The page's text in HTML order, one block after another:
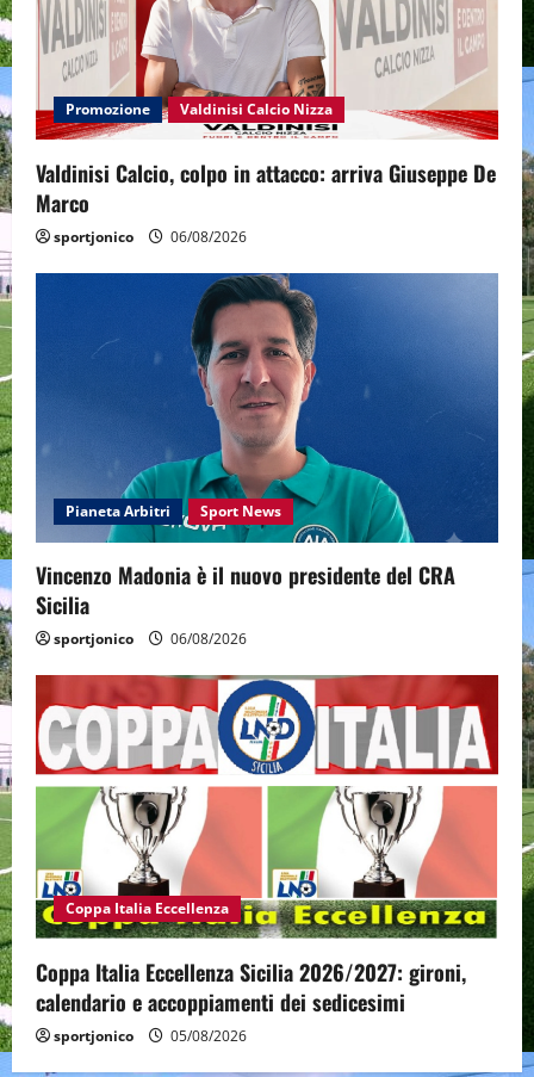
Promozione Valdinisi Calcio Nizza
Valdinisi Calcio, colpo in attacco: arriva Giuseppe De
Marco
sportjonico 06/08/2026
Pianeta Arbitri Sport News
Vincenzo Madonia è il nuovo presidente del CRA
Sicilia
sportjonico 06/08/2026
Coppa Italia Eccellenza
Coppa Italia Eccellenza Sicilia 2026/2027: gironi,
calendario e accoppiamenti dei sedicesimi
sportjonico 05/08/2026